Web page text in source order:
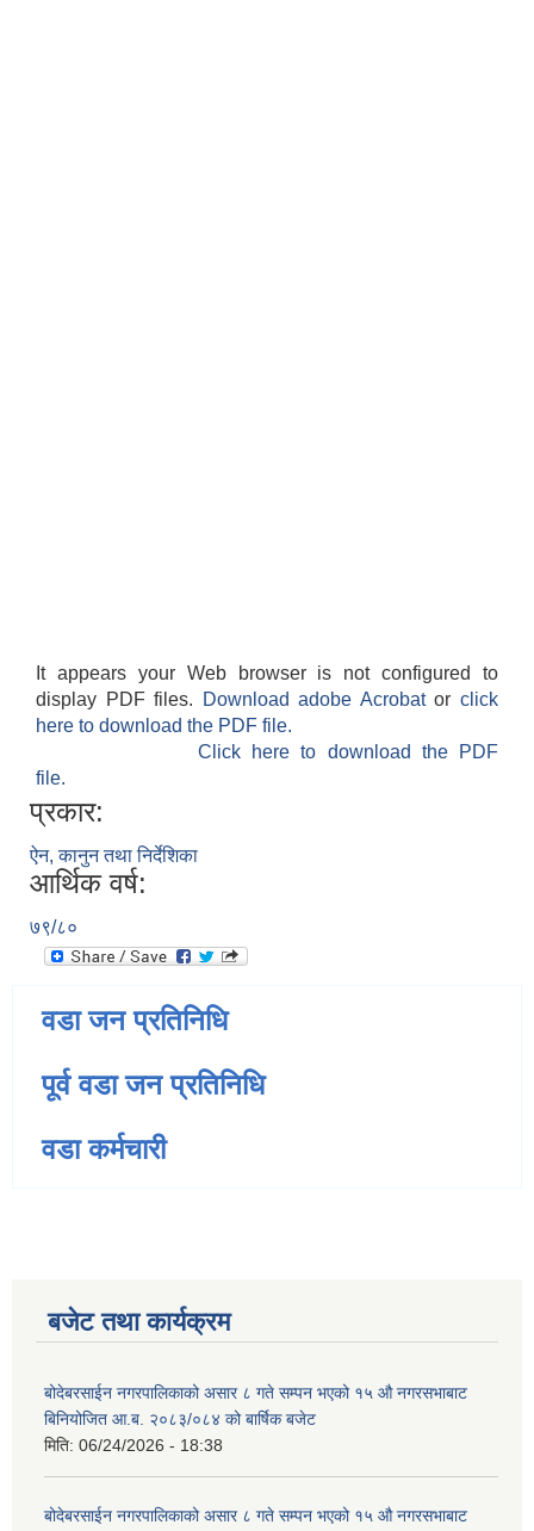
It appears your Web browser is not configured to
display PDF files.
Download adobe Acrobatorclick
here to download the PDF file.
Click here to download the PDF
file.
प्रकार:
ऐन, कानुन तथा निर्देशिका
आर्थिक वर्ष:
७९/८०
वडा जन प्रतिनिधि
पूर्व वडा जन प्रतिनिधि
वडा कर्मचारी
बजेट तथा कार्यक्रम
बोदेबरसाईन नगरपालिकाको असार ८ गते सम्पन भएको १५ ‍‍‍औ नगरसभाबाट
बिनियोजित आ.ब. २०८३/०८४ को बार्षिक बजेट
मिति: 06/24/2026 - 18:38
बोदेबरसाईन नगरपालिकाको असार ८ गते सम्पन भएको १५ ‍‍‍औ नगरसभाबाट